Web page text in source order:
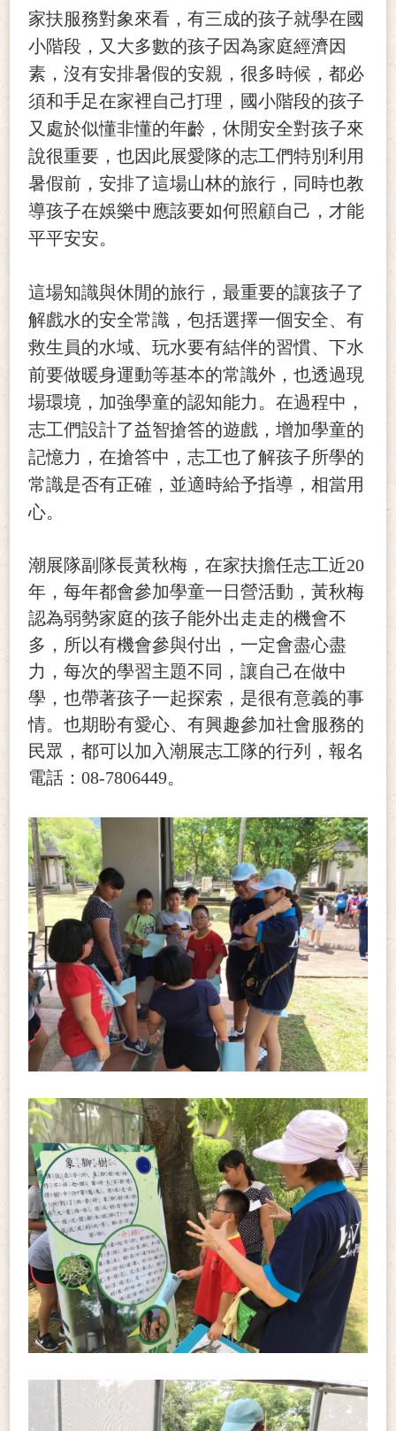
家扶服務對象來看，有三成的孩子就學在國
小階段，又大多數的孩子因為家庭經濟因
素，沒有安排暑假的安親，很多時候，都必
須和手足在家裡自己打理，國小階段的孩子
又處於似懂非懂的年齡，休閒安全對孩子來
說很重要，也因此展愛隊的志工們特別利用
暑假前，安排了這場山林的旅行，同時也教
導孩子在娛樂中應該要如何照顧自己，才能
平平安安。
這場知識與休閒的旅行，最重要的讓孩子了
解戲水的安全常識，包括選擇一個安全、有
救生員的水域、玩水要有結伴的習慣、下水
前要做暖身運動等基本的常識外，也透過現
場環境，加強學童的認知能力。在過程中，
志工們設計了益智搶答的遊戲，增加學童的
記憶力，在搶答中，志工也了解孩子所學的
常識是否有正確，並適時給予指導，相當用
心。
潮展隊副隊長黃秋梅，在家扶擔任志工近20
年，每年都會參加學童一日營活動，黃秋梅
認為弱勢家庭的孩子能外出走走的機會不
多，所以有機會參與付出，一定會盡心盡
力，每次的學習主題不同，讓自己在做中
學，也帶著孩子一起探索，是很有意義的事
情。也期盼有愛心、有興趣參加社會服務的
民眾，都可以加入潮展志工隊的行列，報名
電話：08-7806449。